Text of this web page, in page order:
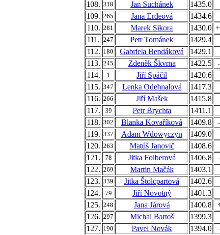
108. 318 Jan Suchánek
1435.0
109. 265 Jana Erdeová
1434.6
110. 281 Marek Sikora 1430.0
111. 247 Petr Tománek
1429.4
112. 180 Gabriela Bendáková
1429.1
113. 245 Zdeněk Škvrna 1422.5
114.
1 Jiří Spáčil 1420.6
115. 347 Lenka Odehnalová
1417.3
116. 266 Jiří Mašek
1415.8
117.
39 Petr Brychta
1411.1
118. 302 Blanka Kovaříková 1409.8
119. 337 Adam Wdowyczyn
1409.0
120. 263 Matúš Janovič
1408.6
121.
78 Jitka Folberová 1406.8
122. 269 Martin Mačák
1403.1
123. 339 Jitka Štolcpartová
1402.6
124.
79 Jiří Novotný 1401.3
125. 248 Jana Járová 1400.8
126. 297 Michal Bartoš
1399.3
127. 190 Pavel Novák 1394.0